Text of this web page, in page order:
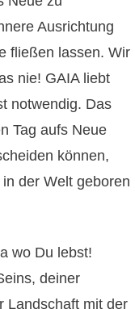
Ausrichtung
fließen lassen. Wir
nie! GAIA liebt
notwendig. Das
Tag aufs Neue
können,
der Welt geboren
wo Du lebst!
deiner
Landschaft mit der